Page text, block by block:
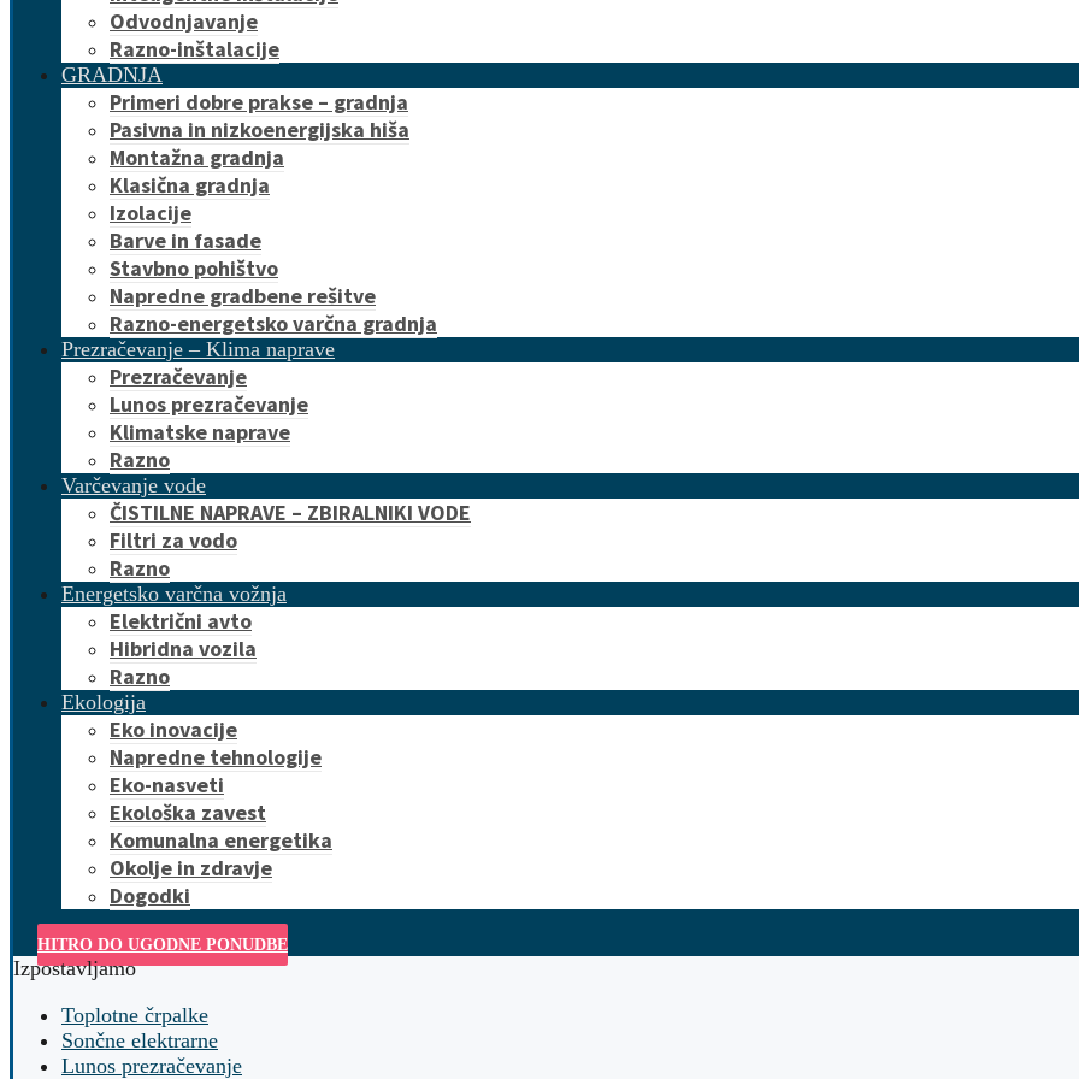
Odvodnjavanje
Razno-inštalacije
GRADNJA
Primeri dobre prakse – gradnja
Pasivna in nizkoenergijska hiša
Montažna gradnja
Klasična gradnja
Izolacije
Barve in fasade
Stavbno pohištvo
Napredne gradbene rešitve
Razno-energetsko varčna gradnja
Prezračevanje – Klima naprave
Prezračevanje
Lunos prezračevanje
Klimatske naprave
Razno
Varčevanje vode
ČISTILNE NAPRAVE – ZBIRALNIKI VODE
Filtri za vodo
Razno
Energetsko varčna vožnja
Električni avto
Hibridna vozila
Razno
Ekologija
Eko inovacije
Napredne tehnologije
Eko-nasveti
Ekološka zavest
Komunalna energetika
Okolje in zdravje
Dogodki
HITRO DO UGODNE PONUDBE
Izpostavljamo
Toplotne črpalke
Sončne elektrarne
Lunos prezračevanje